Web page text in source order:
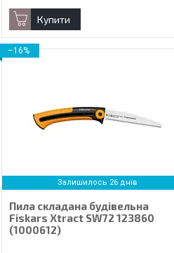
Купити
–16%
Залишилось 26 днів
Пила складана будівельна
Fiskars Xtract SW72 123860
(1000612)